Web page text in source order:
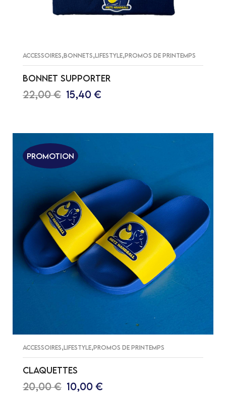
ACCESSOIRES,BONNETS,LIFESTYLE,PROMOS DE PRINTEMPS
BONNET SUPPORTER
22,00€ 15,40 €
Promotion
ACCESSOIRES,LIFESTYLE,PROMOS DE PRINTEMPS
CLAQUETTES
20,00€ 10,00 €